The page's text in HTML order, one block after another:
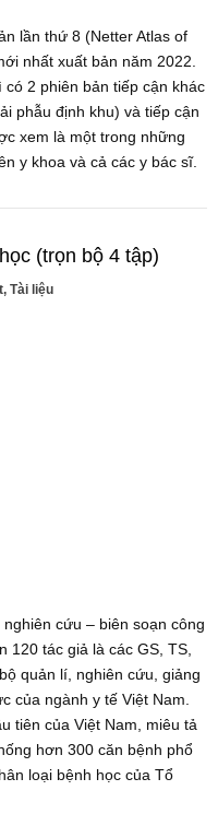
lần thứ 8 (Netter Atlas of
nhất xuất bản năm 2022.
2 phiên bản tiếp cận khác
phẫu định khu) và tiếp cận
xem là một trong những
y khoa và cả các y bác sĩ.
(trọn bộ 4 tập)
, Tài liệu
cứu – biên soạn công
120 tác giả là các GS, TS,
quản lí, nghiên cứu, giảng
của ngành y tế Việt Nam.
tiên của Việt Nam, miêu tả
hơn 300 căn bệnh phổ
loại bệnh học của Tổ